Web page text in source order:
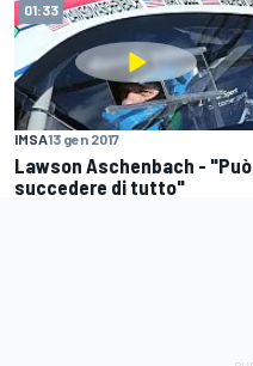
01:33
IMSA13 gen 2017
Lawson Aschenbach - "Può
succedere di tutto"